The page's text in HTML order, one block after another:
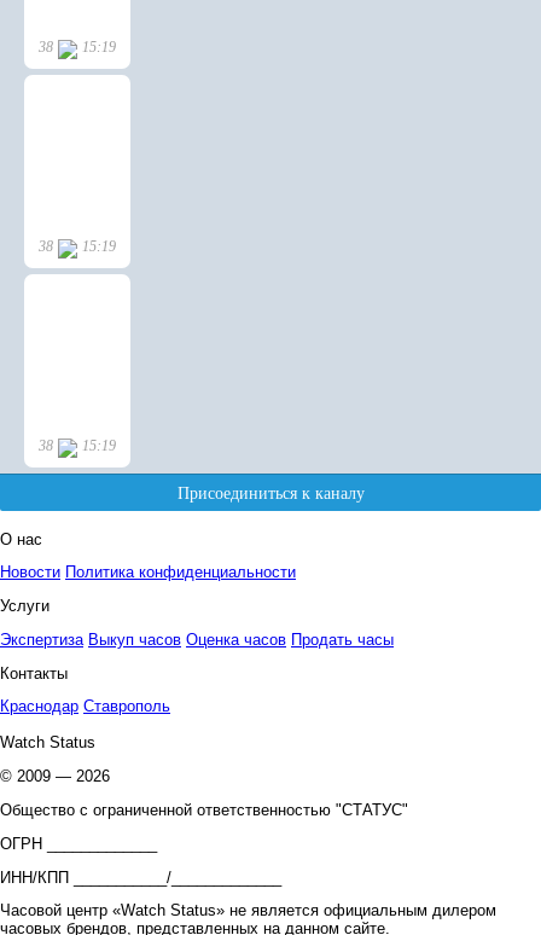
О нас
Новости Политика конфиденциальности
Услуги
Экспертиза Выкуп часов Оценка часов Продать часы
Контакты
Краснодар Ставрополь
Watch Status
© 2009 — 2026
Общество с ограниченной ответственностью "СТАТУС"
ОГРН _____________
ИНН/КПП ___________/_____________
Часовой центр «Watch Status» не является официальным дилером
часовых брендов, представленных на данном сайте.